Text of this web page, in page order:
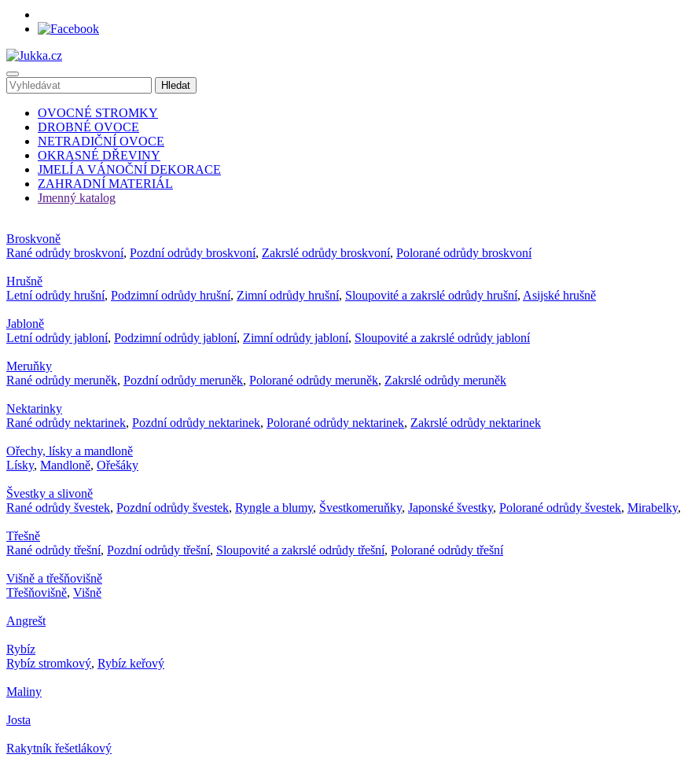
OVOCNÉ STROMKY
DROBNÉ OVOCE
NETRADIČNÍ OVOCE
OKRASNÉ DŘEVINY
JMELÍ A VÁNOČNÍ DEKORACE
ZAHRADNÍ MATERIÁL
Jmenný katalog
Broskvoně
Rané odrůdy broskvoní, Pozdní odrůdy broskvoní, Zakrslé odrůdy broskvoní, Polorané odrůdy broskvoní
Hrušně
Letní odrůdy hrušní, Podzimní odrůdy hrušní, Zimní odrůdy hrušní, Sloupovité a zakrslé odrůdy hrušní, Asijské hrušně
Jabloně
Letní odrůdy jabloní, Podzimní odrůdy jabloní, Zimní odrůdy jabloní, Sloupovité a zakrslé odrůdy jabloní
Meruňky
Rané odrůdy meruněk, Pozdní odrůdy meruněk, Polorané odrůdy meruněk, Zakrslé odrůdy meruněk
Nektarinky
Rané odrůdy nektarinek, Pozdní odrůdy nektarinek, Polorané odrůdy nektarinek, Zakrslé odrůdy nektarinek
Ořechy, lísky a mandloně
Lísky, Mandloně, Ořešáky
Švestky a slivoně
Rané odrůdy švestek, Pozdní odrůdy švestek, Ryngle a blumy, Švestkomeruňky, Japonské švestky, Polorané odrůdy švestek, Mirabelky,
Třešně
Rané odrůdy třešní, Pozdní odrůdy třešní, Sloupovité a zakrslé odrůdy třešní, Polorané odrůdy třešní
Višně a třešňovišně
Třešňovišně, Višně
Angrešt
Rybíz
Rybíz stromkový, Rybíz keřový
Maliny
Josta
Rakytník řešetlákový